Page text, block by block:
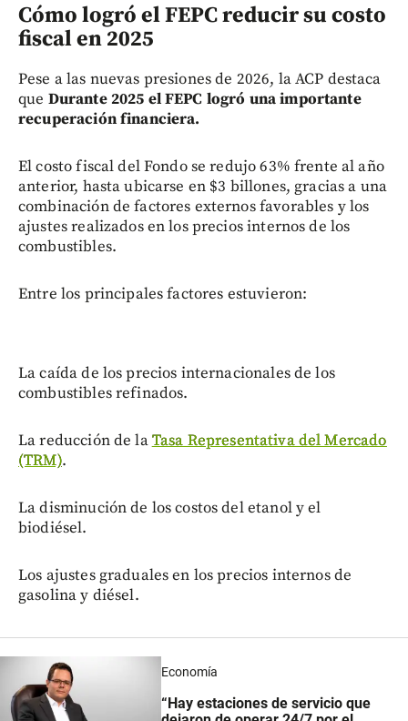
Cómo logró el FEPC reducir su costo
fiscal en 2025
Pese a las nuevas presiones de 2026, la ACP destaca
que Durante 2025 el FEPC logró una importante
recuperación financiera.
El costo fiscal del Fondo se redujo 63% frente al año
anterior, hasta ubicarse en $3 billones, gracias a una
combinación de factores externos favorables y los
ajustes realizados en los precios internos de los
combustibles.
Entre los principales factores estuvieron:
La caída de los precios internacionales de los
combustibles refinados.
La reducción de laTasa Representativa del Mercado
(TRM).
La disminución de los costos del etanol y el
biodiésel.
Los ajustes graduales en los precios internos de
gasolina y diésel.
Economía
“Hay estaciones de servicio que